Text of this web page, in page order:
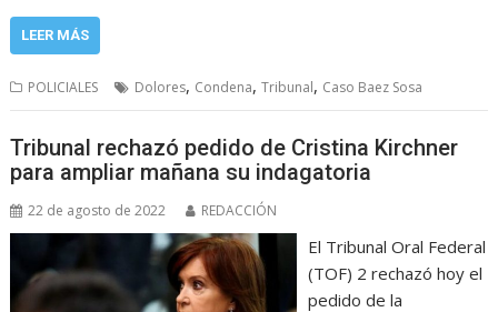
LEER MÁS
POLICIALES Dolores, Condena,Tribunal, Caso Baez Sosa
Tribunal rechazó pedido de Cristina Kirchner
para ampliar mañana su indagatoria
22 de agosto de 2022 REDACCIÓN
El Tribunal Oral Federal
(TOF) 2 rechazó hoy el
pedido de la